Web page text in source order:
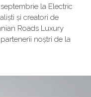
la Electric
și creatori de
Roads Luxury
noștri de la